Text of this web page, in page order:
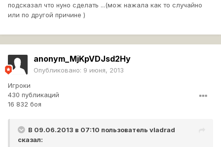
подсказал что нуно сделать ...(мож нажала как то случайно
или по другой причине )
anonym_MjKpVDJsd2Hy
Опубликовано: 9 июня, 2013
Игроки
430 публикаций
16 832 боя
В 09.06.2013 в 07:10 пользователь vladrad
сказал: